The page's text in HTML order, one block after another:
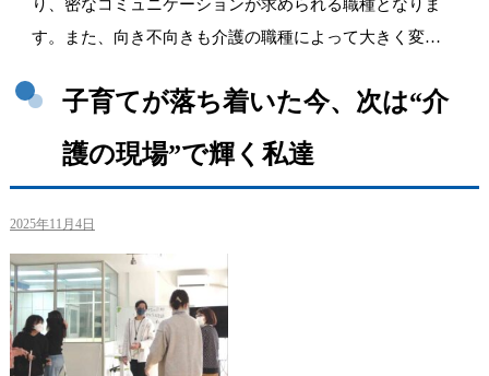
り、密なコミュニケーションが求められる職種となりま
す。また、向き不向きも介護の職種によって大きく変…
子育てが落ち着いた今、次は“介
護の現場”で輝く私達
2025年11月4日